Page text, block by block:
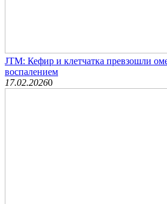
JTM: Кефир и клетчатка превзошли
воспалением
17.02.20260